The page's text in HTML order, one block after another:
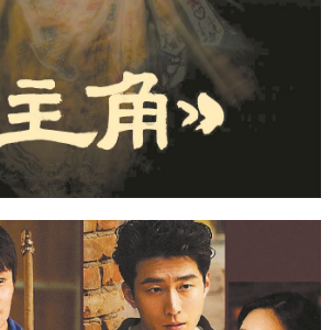
安徽 福建
湖北
广西 海南
贵州 云南
内蒙古 黑龙江